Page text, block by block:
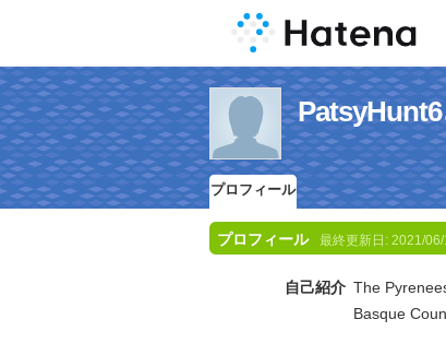
プロフィール
プロフィール 最終更新日: 2021/06/
自己紹介 The
Basque